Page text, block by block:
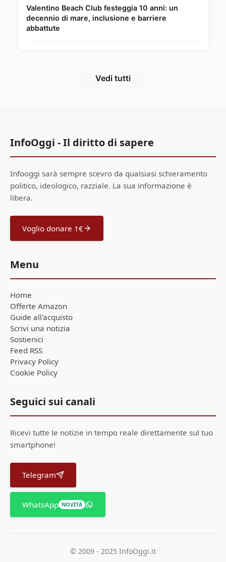
Valentino Beach Club festeggia 10 anni: un
decennio di mare, inclusione e barriere
abbattute
Vedi tutti
InfoOggi - Il diritto di sapere
Infooggi sarà sempre scevro da qualsiasi schieramento
politico, ideologico, razziale. La sua informazione è
libera.
Voglio donare 1€
Menu
Home
Offerte Amazon
Guide all'acquisto
Scrivi una notizia
Sostienici
Feed RSS
Privacy Policy
Cookie Policy
Seguici sui canali
Ricevi tutte le notizie in tempo reale direttamente sul tuo
smartphone!
Telegram
WhatsApp NOVITÀ
© 2009 - 2025 InfoOggi.it